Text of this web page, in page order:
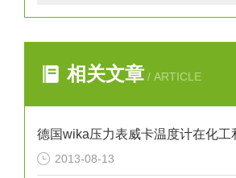
相关文章 / ARTICLE
2013-08-13